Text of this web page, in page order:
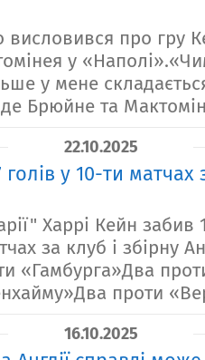
висловився про гру
у
у мене
Брюйне та
22.10.2025
у 10-ти
Харрі Кейн забив
за клуб і збірну
«Гамбурга»Два
проти
16.10.2025